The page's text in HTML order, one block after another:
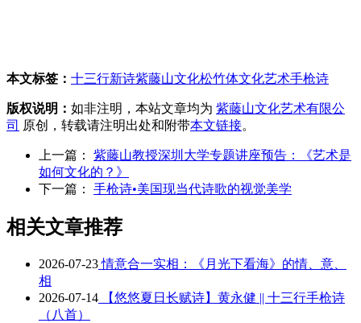
本文标签： 十三行新诗紫藤山文化松竹体文化艺术手枪诗
版权说明： 如非注明，本站文章均为 紫藤山文化艺术有限公
司 原创，转载请注明出处和附带本文链接。
上一篇： 紫藤山教授深圳大学专题讲座预告：《艺术是
如何文化的？》
下一篇： 手枪诗•美国现当代诗歌的视觉美学
相关文章推荐
2026-07-23情意合一实相：《月光下看海》的情、意、
相
2026-07-14 【悠悠夏日长赋诗】黄永健 || 十三行手枪诗
（八首）